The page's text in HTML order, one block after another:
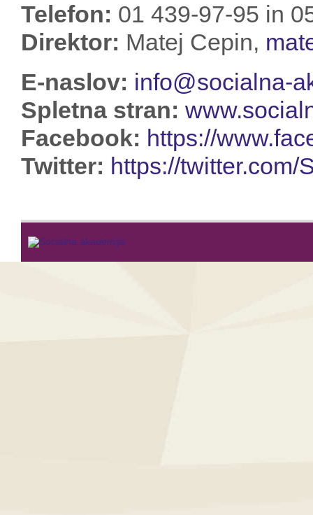
Telefon: 01 439-97-95 in
Direktor: Matej Cepin,
E-naslov: info@socialna-
Spletna stran:
Facebook: https://
Twitter: https://twitter.com/